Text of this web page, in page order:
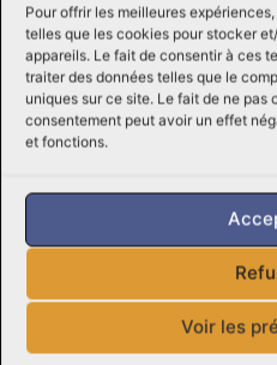
Pour offrir les meilleures
telles que les cookies pour stocker
appareils. Le fait de consentir à ces
traiter des données telles que le
uniques sur ce site. Le fait de ne pas
consentement peut avoir un effet
et fonctions.
Voir les
dinde de qualité supérieure,
être cuisinée selon vos
Boucherie Viandes
produits d’exception, issus
d’une passion pour la
Boîtes
Chez Boucherie Viandes
priorité. Chaque pièce de
avec soin pour garantir
goût irrésistible. Vous y